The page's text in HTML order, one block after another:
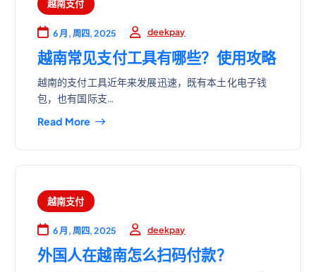
越南支付
6 月, 周四, 2025 deekpay
越南常见支付工具有哪些？使用攻略
越南的支付工具近年来发展迅速，既有本土化电子钱
包，也有国际支…
Read More
越南支付
6 月, 周四, 2025 deekpay
外国人在越南怎么扫码付款？